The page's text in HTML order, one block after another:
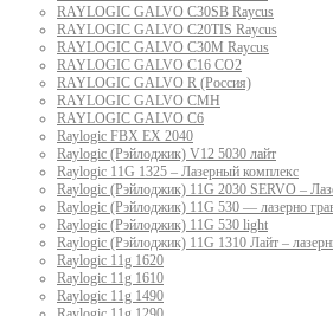
RAYLOGIC GALVO С30SB Raycus
RAYLOGIC GALVO C20TIS Raycus
RAYLOGIC GALVO С30M Raycus
RAYLOGIC GALVO С16 CO2
RAYLOGIC GALVO R (Россия)
RAYLOGIC GALVO CMH
RAYLOGIC GALVO С6
Raylogic FBX EX 2040
Raylogic (Рэйлоджик) V12 5030 лайт
Raylogic 11G 1325 – Лазерный комплекс
Raylogic (Рэйлоджик) 11G 2030 SERVO –
Raylogic (Рэйлоджик) 11G 530 — лазерно
Raylogic (Рэйлоджик) 11G 530 light
Raylogic (Рэйлоджик) 11G 1310 Лайт –
Raylogic 11g 1620
Raylogic 11g 1610
Raylogic 11g 1490